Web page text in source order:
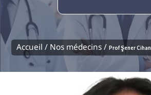
Accueil / Nos médecins /Prof Şener Cihan